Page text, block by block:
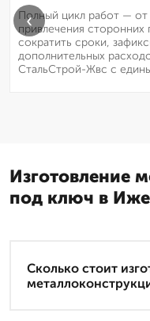
Полный цикл работ —
привлечения сторонних
сократить сроки,
дополнительных
СтальСтрой-Жвс с
‹
Изготовление
под ключ в
Сколько стоит